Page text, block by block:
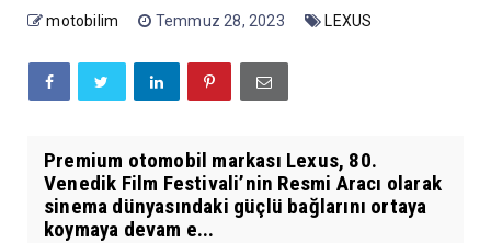
motobilim Temmuz 28, 2023 LEXUS
Premium otomobil markası Lexus, 80.
Venedik Film Festivali’nin Resmi Aracı olarak
sinema dünyasındaki güçlü bağlarını ortaya
koymaya devam e...